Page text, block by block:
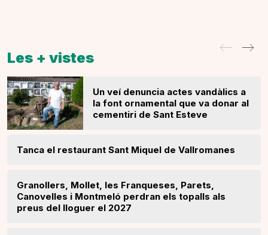
Les + vistes
Un veí denuncia actes vandàlics a
la font ornamental que va donar al
cementiri de Sant Esteve
Tanca el restaurant Sant Miquel de Vallromanes
Granollers, Mollet, les Franqueses, Parets,
Canovelles i Montmeló perdran els topalls als
preus del lloguer el 2027